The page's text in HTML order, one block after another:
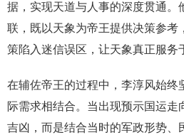
据，实现天道与人事的深度贯通。
联，既以天象为帝王提供决策参考
策陷入迷信误区，让天象真正服务
在辅佐帝王的过程中，李淳风始终
际需求相结合。当出现预示国运走
吉凶，而是结合当时的军政形势、